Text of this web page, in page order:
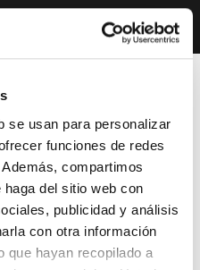
se usan para personalizar
funciones de redes
compartimos
del sitio web con
publicidad y análisis
con otra información
que hayan recopilado a